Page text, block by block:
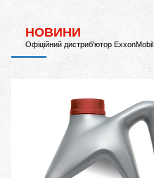
НОВИНИ
Офіційний дистриб'ютор ExxonMobil